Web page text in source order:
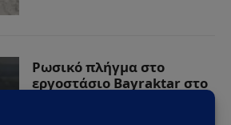
Ρωσικό πλήγμα στο
εργοστάσιο Bayraktar στο
Κίεβο – Σαφές μήνυμα προς